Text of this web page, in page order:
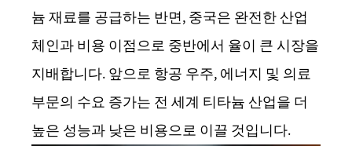
늄 재료를 공급하는 반면, 중국은 완전한 산업
체인과 비용 이점으로 중반에서 율이 큰 시장을
지배합니다. 앞으로 항공 우주, 에너지 및 의료
부문의 수요 증가는 전 세계 티타늄 산업을 더
높은 성능과 낮은 비용으로 이끌 것입니다.